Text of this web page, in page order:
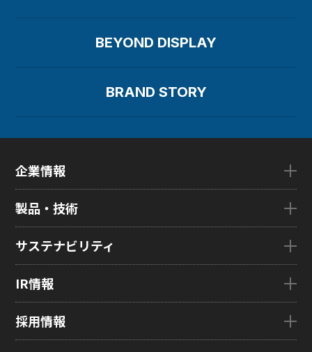
BEYOND DISPLAY
BRAND STORY
企業情報
ごあいさつ
企業理念
グローバル子会社
製品・技術
eLEAP
HMO
Rælclear
サステナビリティ
トップメッセージ
環境
IR情報
経営方針
採用情報